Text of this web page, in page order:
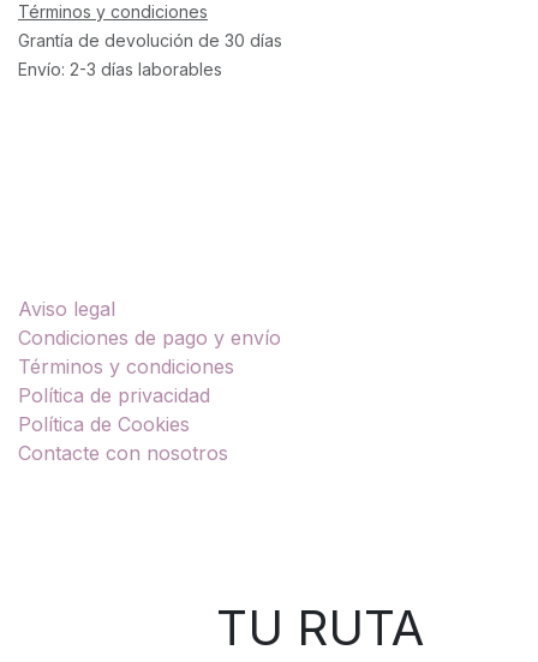
Términos y condiciones
Grantía de devolución de 30 días
Envío: 2-3 días laborables
Aviso legal
Condiciones de pago y envío
Términos y condiciones
Política de privacidad
Política de Cookies
Contacte con nosotros
TU RUTA